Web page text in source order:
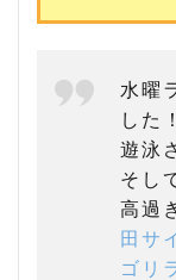
水曜
した
遊泳
そし
高過
田サ
ゴリ